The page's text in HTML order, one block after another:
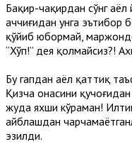
Бақир-чақирдан сўнг
аччиғидан унга эътибор
қўйиб юбормай,
“Хўп!” дея қолмайсиз?!
Бу гапдан аёл қаттиқ
Қизча онасини
жуда яхши кўраман!
айблашдан
эзилди.